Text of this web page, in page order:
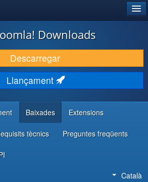
ES
Downloads
Descarregar
Llançament
Baixades Extensions
tècnics Preguntes freqüents
Català